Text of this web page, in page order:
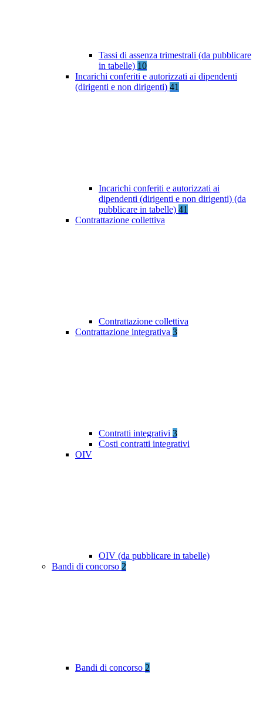
Tassi di assenza trimestrali (da pubblicare
in tabelle) 10
Incarichi conferiti e autorizzati ai dipendenti
(dirigenti e non dirigenti) 41
Incarichi conferiti e autorizzati ai
dipendenti (dirigenti e non dirigenti) (da
pubblicare in tabelle) 41
Contrattazione collettiva
Contrattazione collettiva
Contrattazione integrativa 3
Contratti integrativi 3
Costi contratti integrativi
OIV
OIV (da pubblicare in tabelle)
Bandi di concorso 2
Bandi di concorso 2